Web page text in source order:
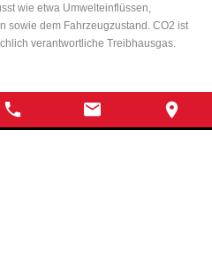
wie etwa Umwelteinflüssen,
sowie dem Fahrzeugzustand. CO2 ist
verantwortliche Treibhausgas.